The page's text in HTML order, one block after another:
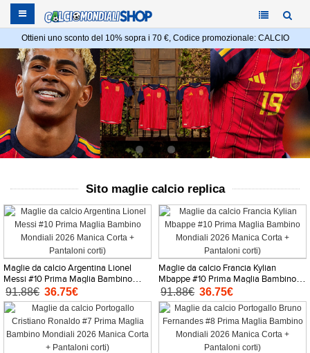
Ottieni uno sconto del 10% sopra i 70 €, Codice promozionale: CALCIO
Sito maglie calcio replica
Maglie da calcio Argentina Lionel
Messi #10 Prima Maglia Bambino
Mondiali 2026 Manica Corta +
Pantaloni corti)
91.88€ 36.75€
Maglie da calcio Francia Kylian
Mbappe #10 Prima Maglia Bambino
Mondiali 2026 Manica Corta +
Pantaloni corti)
91.88€ 36.75€